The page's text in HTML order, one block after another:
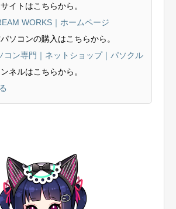
イトはこちらから。
WORKS｜ホームページ
ソコンの購入はこちらから。
ン専門｜ネットショップ｜パソクル
ネルはこちらから。